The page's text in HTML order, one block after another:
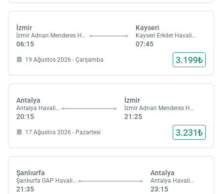
İzmir
İzmir Adnan Menderes Havalimanı
06:15
Kayseri
Kayseri Erkilet Havalimanı
07:45
19 Ağustos 2026 - Çarşamba 3.199₺
Antalya
Antalya Havalimanı
20:15
İzmir
İzmir Adnan Menderes Havalimanı
21:25
17 Ağustos 2026 - Pazartesi 3.231₺
Şanlıurfa
Şanlıurfa GAP Havalimanı
21:35
Antalya
Antalya Havalimanı
23:15